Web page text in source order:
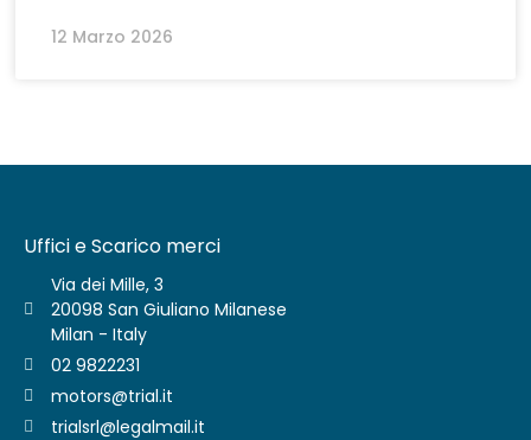
12 Marzo 2026
Uffici e Scarico merci
Via dei Mille, 3
20098 San Giuliano Milanese
Milan - Italy
02 9822231
motors@trial.it
trialsrl@legalmail.it